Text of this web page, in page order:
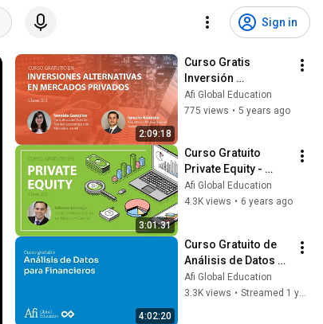
Sign in
2:09:18
Curso Gratis
Inversión
Alternativa en
Mercados Privados
Afi Global Education
775 views • 5 years ago
3:01:31
Curso Gratuito
Private Equity -
Clase 2/2
Afi Global Education
4.3K views • 6 years ago
4:02:20
Curso Gratuito de
Análisis de Datos
para Financieros
Afi Global Education
3.3K views • Streamed 1 year ago